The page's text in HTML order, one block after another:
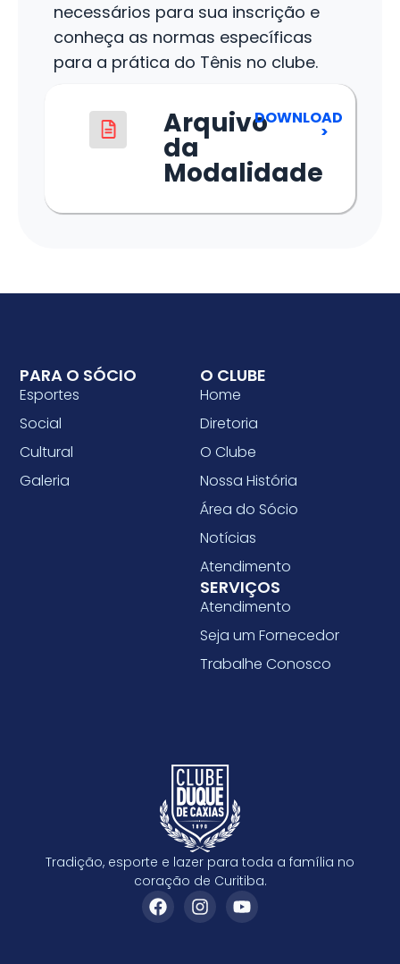
necessários para sua inscrição e
conheça as normas específicas
para a prática do Tênis no clube.
Arquivo
da
Modalidade
DOWNLOAD
>
Tradição, esporte e lazer para toda a família no
coração de Curitiba.
O CLUBE
Home
Diretoria
O Clube
Nossa História
Área do Sócio
Notícias
Atendimento
PARA O SÓCIO
Esportes
Social
Cultural
Galeria
SERVIÇOS
Atendimento
Seja um Fornecedor
Trabalhe Conosco